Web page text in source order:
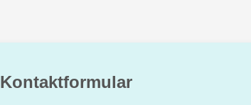
Kontaktformular